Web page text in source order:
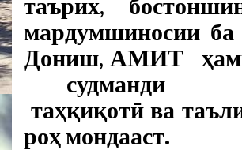
мардумшиносии
Дониш, АМИТ
судманди
таҳқиқотӣ ва
роҳ мондааст.